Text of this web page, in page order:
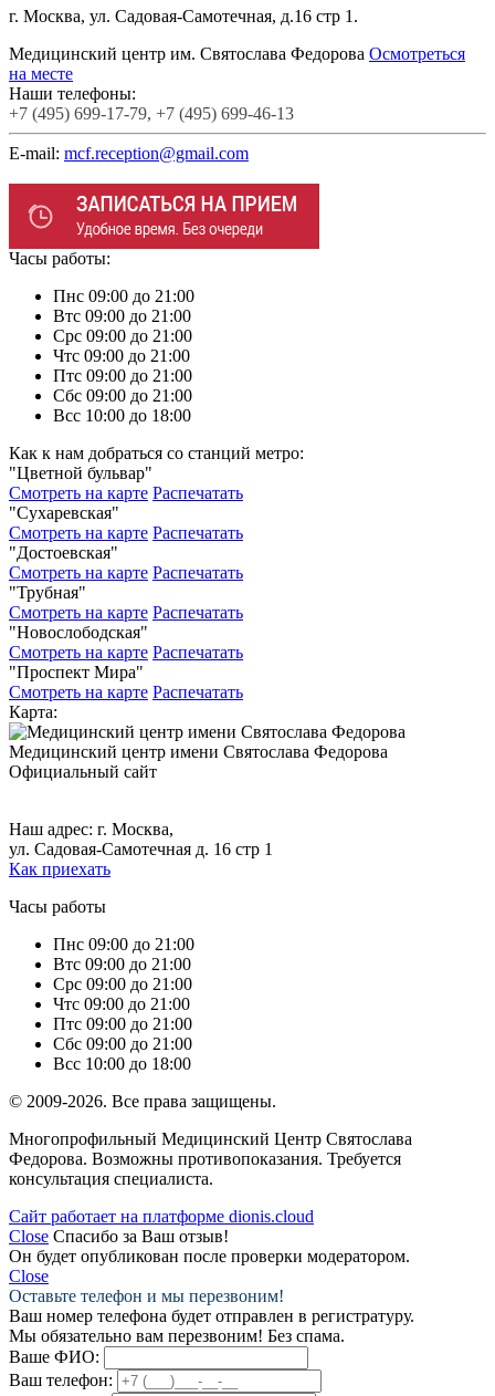
г. Москва, ул. Садовая-Cамотечная, д.16 стр 1.
Медицинский центр им. Святослава Федорова Осмотреться
на месте
Наши телефоны:
+7 (495) 699-17-79, +7 (495) 699-46-13
E-mail: mcf.reception@gmail.com
Часы работы:
Пнс 09:00 до 21:00
Втс 09:00 до 21:00
Срс 09:00 до 21:00
Чтс 09:00 до 21:00
Птс 09:00 до 21:00
Сбс 09:00 до 21:00
Всс 10:00 до 18:00
Как к нам добраться со станций метро:
"Цветной бульвар"
Смотреть на карте Распечатать
"Сухаревская"
Смотреть на карте Распечатать
"Достоевская"
Смотреть на карте Распечатать
"Трубная"
Смотреть на карте Распечатать
"Новослободская"
Смотреть на карте Распечатать
"Проспект Мира"
Смотреть на карте Распечатать
Карта:
Медицинский центр имени Святослава Федорова
Официальный сайт
Наш адрес: г. Москва,
ул. Садовая-Самотечная д. 16 стр 1
Как приехать
Часы работы
Пнс 09:00 до 21:00
Втс 09:00 до 21:00
Срс 09:00 до 21:00
Чтс 09:00 до 21:00
Птс 09:00 до 21:00
Сбс 09:00 до 21:00
Всс 10:00 до 18:00
© 2009-2026. Все права защищены.
Многопрофильный Медицинский Центр Святослава
Федорова. Возможны противопоказания. Требуется
консультация специалиста.
Сайт работает на платформе dionis.cloud
Close Спасибо за Ваш отзыв!
Он будет опубликован после проверки модератором.
Close
Оставьте телефон и мы перезвоним!
Ваш номер телефона будет отправлен в регистратуру.
Мы обязательно вам перезвоним! Без спама.
Ваше ФИО:
Ваш телефон: